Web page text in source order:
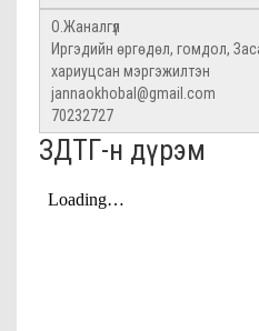
О.Жаналгүл
Иргэдийн өргөдөл, гомдол,
хариуцсан мэргэжилтэн
jannaokhobal@gmail.com
70232727
ЗДТГ-н дүрэм